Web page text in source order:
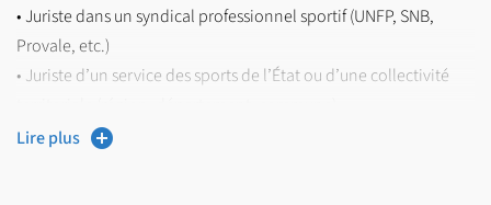
• Juriste dans un syndical professionnel sportif (UNFP, SNB,
Provale, etc.)
• Juriste d’un service des sportsde l’État ou d’une collectivité
• Avocat / Avocate d’affaires spécialisé en droit du sport,
Lire plus